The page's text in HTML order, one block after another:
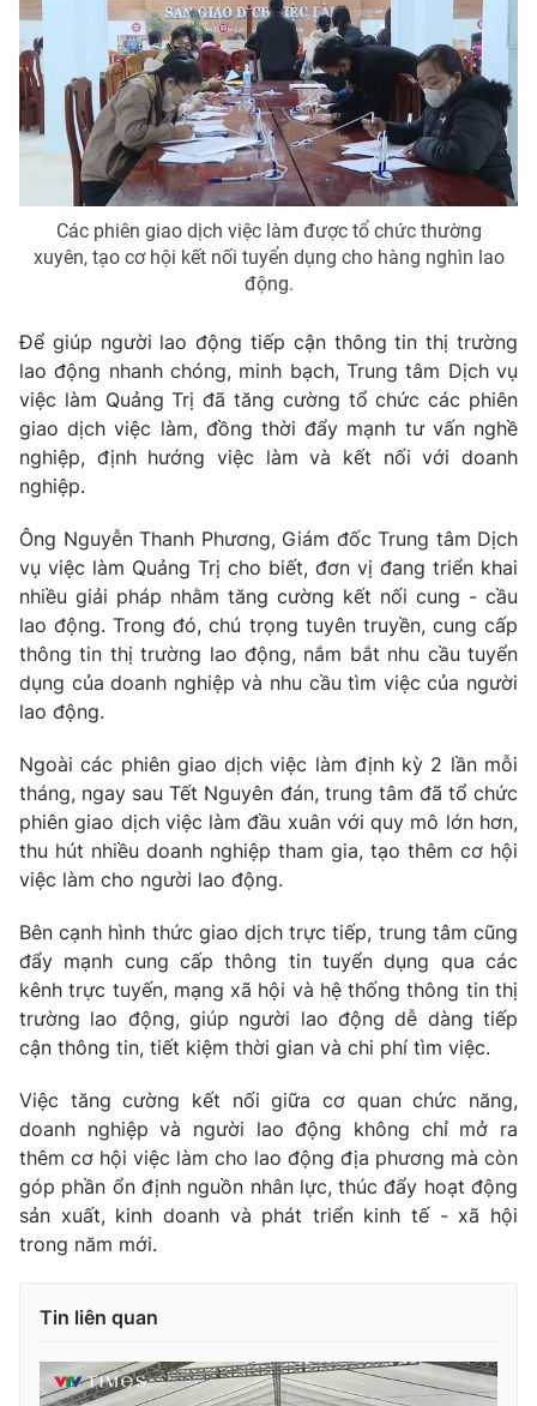
Các phiên giao dịch việc làm được tổ chức thường
xuyên, tạo cơ hội kết nối tuyển dụng cho hàng nghìn lao
động.
Để giúp người lao động tiếp cận thông tin thị trường
lao động nhanh chóng, minh bạch, Trung tâm Dịch vụ
việc làm Quảng Trị đã tăng cường tổ chức các phiên
giao dịch việc làm, đồng thời đẩy mạnh tư vấn nghề
nghiệp, định hướng việc làm và kết nối với doanh
nghiệp.
Ông Nguyễn Thanh Phương, Giám đốc Trung tâm Dịch
vụ việc làm Quảng Trị cho biết, đơn vị đang triển khai
nhiều giải pháp nhằm tăng cường kết nối cung - cầu
lao động. Trong đó, chú trọng tuyên truyền, cung cấp
thông tin thị trường lao động, nắm bắt nhu cầu tuyển
dụng của doanh nghiệp và nhu cầu tìm việc của người
lao động.
Ngoài các phiên giao dịch việc làm định kỳ 2 lần mỗi
tháng, ngay sau Tết Nguyên đán, trung tâm đã tổ chức
phiên giao dịch việc làm đầu xuân với quy mô lớn hơn,
thu hút nhiều doanh nghiệp tham gia, tạo thêm cơ hội
việc làm cho người lao động.
Bên cạnh hình thức giao dịch trực tiếp, trung tâm cũng
đẩy mạnh cung cấp thông tin tuyển dụng qua các
kênh trực tuyến, mạng xã hội và hệ thống thông tin thị
trường lao động, giúp người lao động dễ dàng tiếp
cận thông tin, tiết kiệm thời gian và chi phí tìm việc.
Việc tăng cường kết nối giữa cơ quan chức năng,
doanh nghiệp và người lao động không chỉ mở ra
thêm cơ hội việc làm cho lao động địa phương mà còn
góp phần ổn định nguồn nhân lực, thúc đẩy hoạt động
sản xuất, kinh doanh và phát triển kinh tế - xã hội
trong năm mới.
Tin liên quan